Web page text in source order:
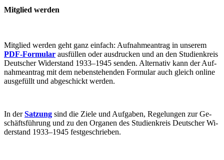
Mit­glied werden
Mit­glied wer­den geht ganz ein­fach: Auf­nah­me­an­trag in un­se­rem
PDF-For­mu­lar aus­fül­len oder aus­dru­cken und an den Stu­di­en­kreis
Deut­scher Wi­der­stand 1933–1945 sen­den. Al­ter­na­tiv kann der Auf­
nah­me­an­trag mit dem ne­ben­ste­hen­den For­mu­lar auch gleich on­line
aus­ge­füllt und ab­ge­schickt werden.
In derSat­zung sind die Zie­le und Auf­ga­ben, Re­ge­lun­gen zur Ge­
schäfts­füh­rung und zu den Or­ga­nen des Stu­di­en­kreis Deut­scher Wi­
der­stand 1933–1945 festgeschrieben.